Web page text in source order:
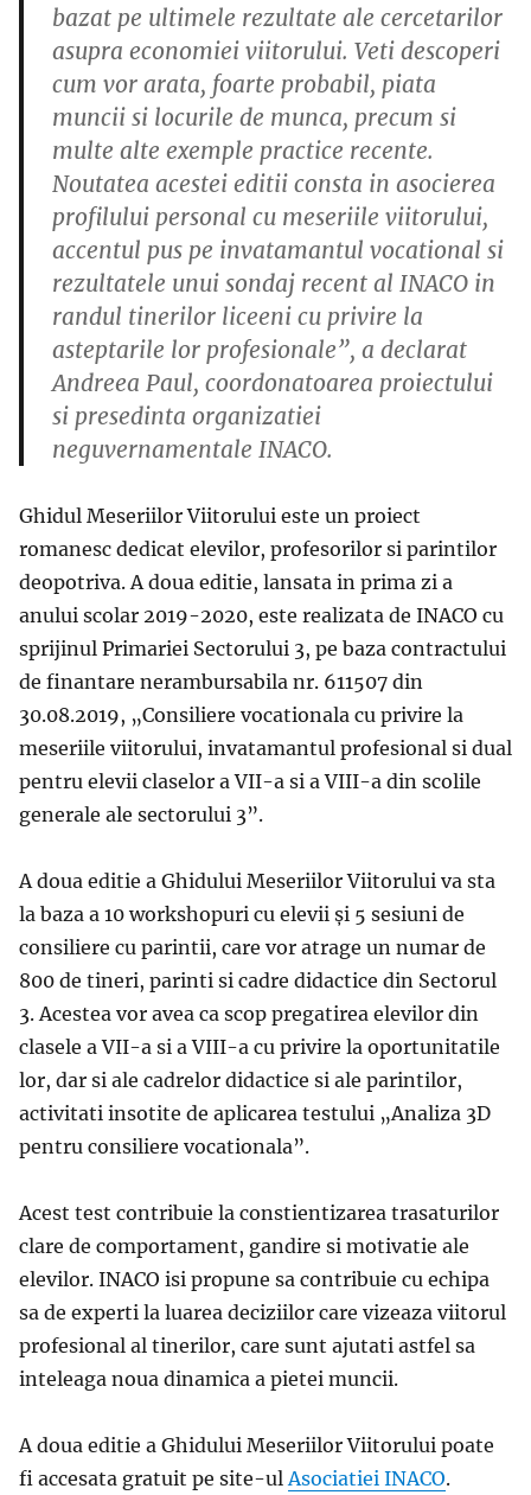
bazat pe ultimele rezultate ale cercetarilor
asupra economiei viitorului. Veti descoperi
cum vor arata, foarte probabil, piata
muncii si locurile de munca, precum si
multe alte exemple practice recente.
Noutatea acestei editii consta in asocierea
profilului personal cu meseriile viitorului,
accentul pus pe invatamantul vocational si
rezultatele unui sondaj recent al INACO in
randul tinerilor liceeni cu privire la
asteptarile lor profesionale”, a declarat
Andreea Paul, coordonatoarea proiectului
si presedinta organizatiei
neguvernamentale INACO.
Ghidul Meseriilor Viitorului este un proiect
romanesc dedicat elevilor, profesorilor si parintilor
deopotriva. A doua editie, lansata in prima zi a
anului scolar 2019-2020, este realizata de INACO cu
sprijinul Primariei Sectorului 3, pe baza contractului
de finantare nerambursabila nr. 611507 din
30.08.2019, „Consiliere vocationala cu privire la
meseriile viitorului, invatamantul profesional si dual
pentru elevii claselor a VII-a si a VIII-a din scolile
generale ale sectorului 3”.
A doua editie a Ghidului Meseriilor Viitorului va sta
la baza a 10 workshopuri cu elevii şi 5 sesiuni de
consiliere cu parintii, care vor atrage un numar de
800 de tineri, parinti si cadre didactice din Sectorul
3. Acestea vor avea ca scop pregatirea elevilor din
clasele a VII-a si a VIII-a cu privire la oportunitatile
lor, dar si ale cadrelor didactice si ale parintilor,
activitati insotite de aplicarea testului „Analiza 3D
pentru consiliere vocationala”.
Acest test contribuie la constientizarea trasaturilor
clare de comportament, gandire si motivatie ale
elevilor. INACO isi propune sa contribuie cu echipa
sa de experti la luarea deciziilor care vizeaza viitorul
profesional al tinerilor, care sunt ajutati astfel sa
inteleaga noua dinamica a pietei muncii.
A doua editie a Ghidului Meseriilor Viitorului poate
fi accesata gratuit pe site-ul Asociatiei INACO.